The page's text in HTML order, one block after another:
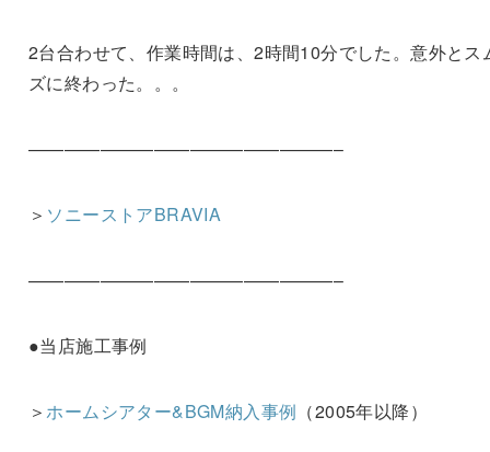
2台合わせて、作業時間は、2時間10分でした。意外とス
ズに終わった。。。
—————————————————–
＞ ソニーストアBRAVIA
—————————————————–
●当店施工事例
＞ホームシアター&BGM納入事例 （2005年以降）